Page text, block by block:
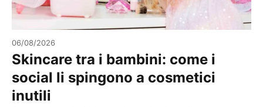
06/08/2026
Skincare tra i bambini: come i
social li spingono a cosmetici
inutili